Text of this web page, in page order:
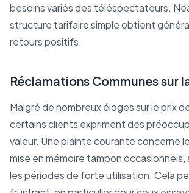
besoins variés des téléspectateurs.
structure tarifaire simple obtient
retours positifs.
Réclamations Communes sur
Malgré de nombreux éloges sur le prix
certains clients expriment des
valeur. Une plainte courante concerne
mise en mémoire tampon
les périodes de forte utilisation. Cela